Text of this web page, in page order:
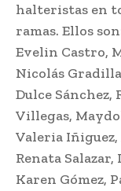
halteristas en
ramas. Ellos
Evelin Castro,
Nicolás
Dulce Sánchez,
Villegas,
Valeria
Renata
Karen Gómez,